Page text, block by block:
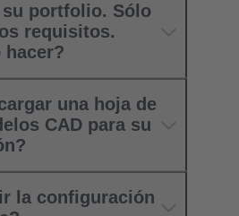
su portfolio. Sólo
requisitos.
hacer?
una hoja de
CAD para su
la configuración